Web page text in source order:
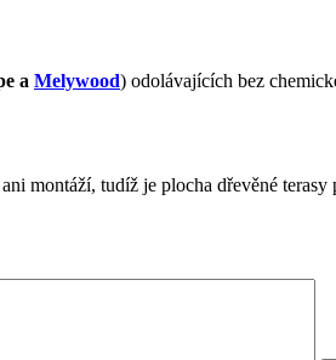
a Melywood) odolávajících bez
montáží, tudíž je plocha dřevěné